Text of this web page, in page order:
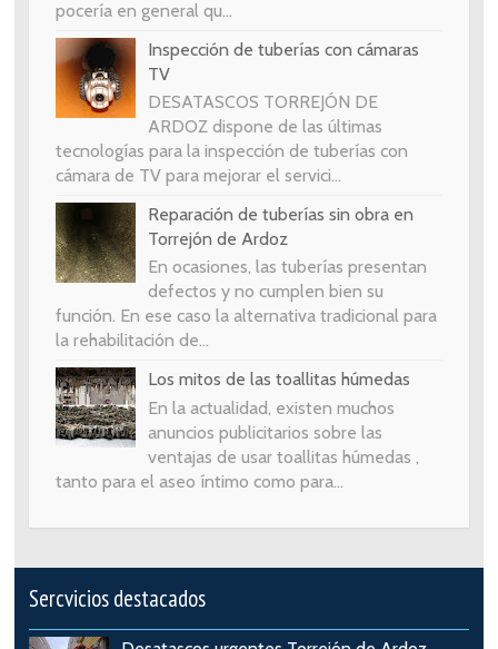
pocería en general qu...
Inspección de tuberías con cámaras
TV
DESATASCOS TORREJÓN DE
ARDOZ dispone de las últimas
tecnologías para la inspección de tuberías con
cámara de TV para mejorar el servici...
Reparación de tuberías sin obra en
Torrejón de Ardoz
En ocasiones, las tuberías presentan
defectos y no cumplen bien su
función. En ese caso la alternativa tradicional para
la rehabilitación de...
Los mitos de las toallitas húmedas
En la actualidad, existen muchos
anuncios publicitarios sobre las
ventajas de usar toallitas húmedas ,
tanto para el aseo íntimo como para...
Sercvicios destacados